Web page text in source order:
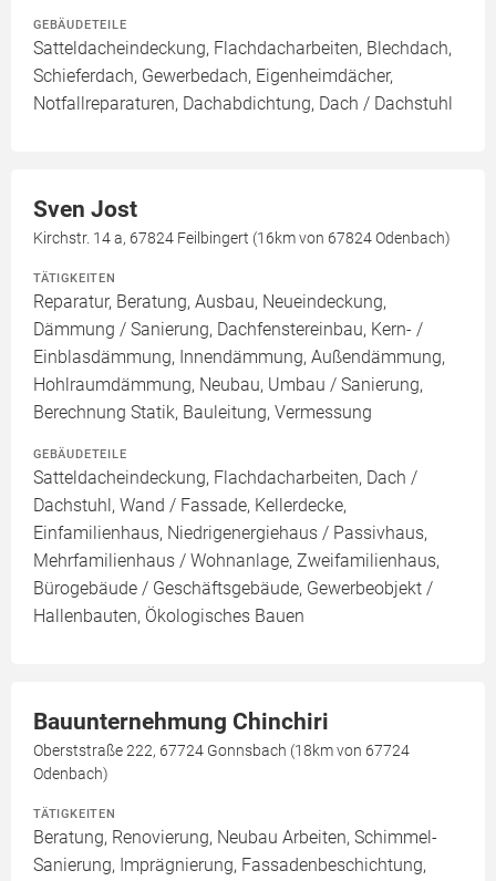
GEBÄUDETEILE
Satteldacheindeckung, Flachdacharbeiten, Blechdach,
Schieferdach, Gewerbedach, Eigenheimdächer,
Notfallreparaturen, Dachabdichtung, Dach / Dachstuhl
Sven Jost
Kirchstr. 14 a, 67824 Feilbingert (16km von 67824 Odenbach)
TÄTIGKEITEN
Reparatur, Beratung, Ausbau, Neueindeckung,
Dämmung / Sanierung, Dachfenstereinbau, Kern- /
Einblasdämmung, Innendämmung, Außendämmung,
Hohlraumdämmung, Neubau, Umbau / Sanierung,
Berechnung Statik, Bauleitung, Vermessung
GEBÄUDETEILE
Satteldacheindeckung, Flachdacharbeiten, Dach /
Dachstuhl, Wand / Fassade, Kellerdecke,
Einfamilienhaus, Niedrigenergiehaus / Passivhaus,
Mehrfamilienhaus / Wohnanlage, Zweifamilienhaus,
Bürogebäude / Geschäftsgebäude, Gewerbeobjekt /
Hallenbauten, Ökologisches Bauen
Bauunternehmung Chinchiri
Oberststraße 222, 67724 Gonnsbach (18km von 67724
Odenbach)
TÄTIGKEITEN
Beratung, Renovierung, Neubau Arbeiten, Schimmel-
Sanierung, Imprägnierung, Fassadenbeschichtung,